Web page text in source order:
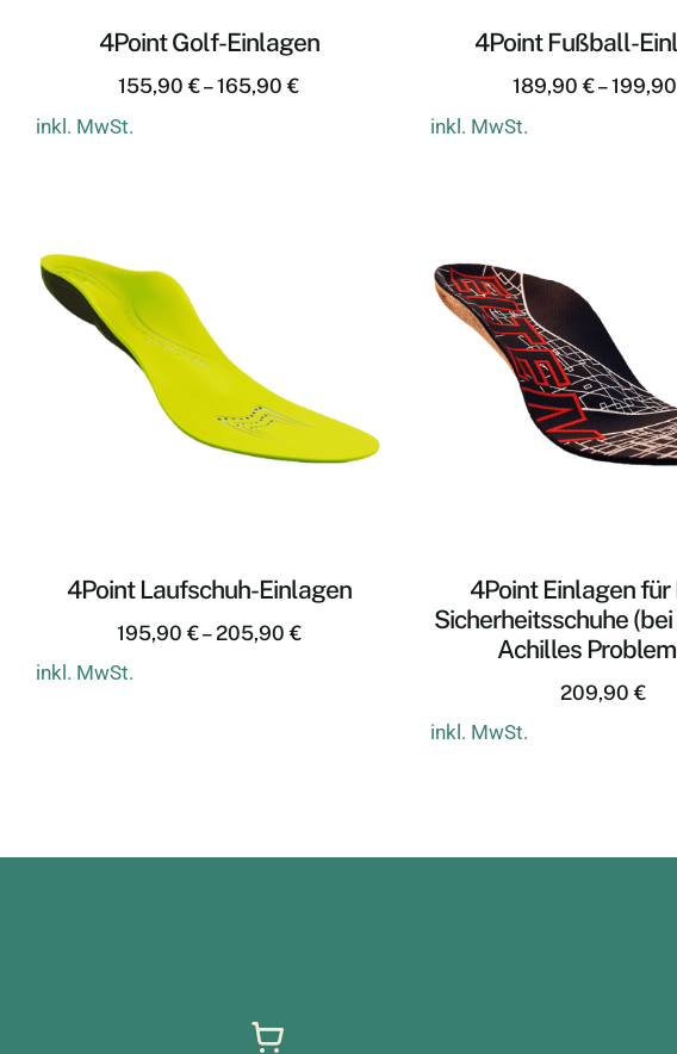
4Point Golf-Einlagen
155,90€–165,90€
inkl. MwSt.
4Point Fußball-
189,90€–
inkl. MwSt.
4Point Laufschuh-Einlagen
195,90€– 205,90€
inkl. MwSt.
4Point Einlagen für
Sicherheitsschuhe
Achilles
209,90€
inkl. MwSt.